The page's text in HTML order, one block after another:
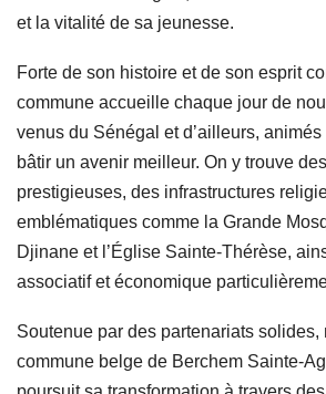
et la vitalité de sa jeunesse.
Forte de son histoire et de son esprit
commune accueille chaque jour de
venus du Sénégal et d’ailleurs,
bâtir un avenir meilleur. On y trouve
prestigieuses, des infrastructures
emblématiques comme la Grande
Djinane et l’Église Sainte-Thérèse,
associatif et économique
Soutenue par des partenariats solides,
commune belge de Berchem Sainte-